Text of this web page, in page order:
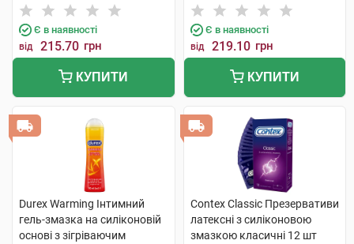
Є в наявності
від 215.70 грн
КУПИТИ
Мануфектурінг
Є в наявності
від 219.10 грн
КУПИТИ
Durex Warming Інтимний
гель-змазка на силіконовій
основі з зігріваючим
Contex Classic Презервативи
латексні з силіконовою
змазкою класичні 12 шт